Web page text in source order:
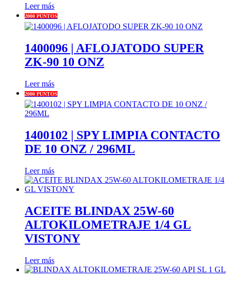
Leer más
2000 PUNTOS
1400096 | AFLOJATODO SUPER
ZK-90 10 ONZ
Leer más
2000 PUNTOS
1400102 | SPY LIMPIA CONTACTO
DE 10 ONZ / 296ML
Leer más
ACEITE BLINDAX 25W-60
ALTOKILOMETRAJE 1/4 GL
VISTONY
Leer más